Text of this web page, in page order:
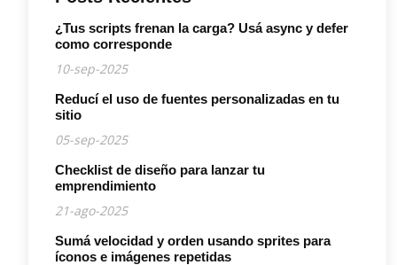
¿Tus scripts frenan la carga? Usá async y defer
como corresponde
10-sep-2025
Reducí el uso de fuentes personalizadas en tu
sitio
05-sep-2025
Checklist de diseño para lanzar tu
emprendimiento
21-ago-2025
Sumá velocidad y orden usando sprites para
íconos e imágenes repetidas